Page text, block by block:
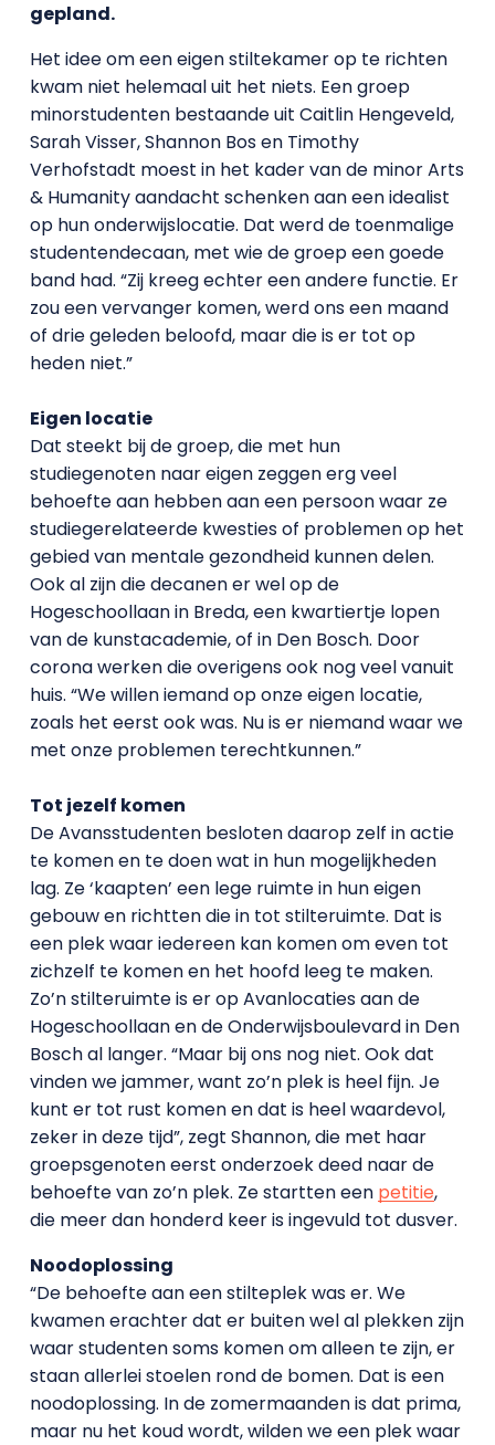
gepland.
Het idee om een eigen stiltekamer op te richten
kwam niet helemaal uit het niets. Een groep
minorstudenten bestaande uit Caitlin Hengeveld,
Sarah Visser, Shannon Bos en Timothy
Verhofstadt moest in het kader van de minor Arts
& Humanity aandacht schenken aan een idealist
op hun onderwijslocatie. Dat werd de toenmalige
studentendecaan, met wie de groep een goede
band had. “Zij kreeg echter een andere functie. Er
zou een vervanger komen, werd ons een maand
of drie geleden beloofd, maar die is er tot op
heden niet.”
Eigen locatie
Dat steekt bij de groep, die met hun
studiegenoten naar eigen zeggen erg veel
behoefte aan hebben aan een persoon waar ze
studiegerelateerde kwesties of problemen op het
gebied van mentale gezondheid kunnen delen.
Ook al zijn die decanen er wel op de
Hogeschoollaan in Breda, een kwartiertje lopen
van de kunstacademie, of in Den Bosch. Door
corona werken die overigens ook nog veel vanuit
huis. “We willen iemand op onze eigen locatie,
zoals het eerst ook was. Nu is er niemand waar we
met onze problemen terechtkunnen.”
Tot jezelf komen
De Avansstudenten besloten daarop zelf in actie
te komen en te doen wat in hun mogelijkheden
lag. Ze ‘kaapten’ een lege ruimte in hun eigen
gebouw en richtten die in tot stilteruimte. Dat is
een plek waar iedereen kan komen om even tot
zichzelf te komen en het hoofd leeg te maken.
Zo’n stilteruimte is er op Avanlocaties aan de
Hogeschoollaan en de Onderwijsboulevard in Den
Bosch al langer. “Maar bij ons nog niet. Ook dat
vinden we jammer, want zo’n plek is heel fijn. Je
kunt er tot rust komen en dat is heel waardevol,
zeker in deze tijd”, zegt Shannon, die met haar
groepsgenoten eerst onderzoek deed naar de
behoefte van zo’n plek. Ze startten een petitie,
die meer dan honderd keer is ingevuld tot dusver.
Noodoplossing
“De behoefte aan een stilteplek was er. We
kwamen erachter dat er buiten wel al plekken zijn
waar studenten soms komen om alleen te zijn, er
staan allerlei stoelen rond de bomen. Dat is een
noodoplossing. In de zomermaanden is dat prima,
maar nu het koud wordt, wilden we een plek waar